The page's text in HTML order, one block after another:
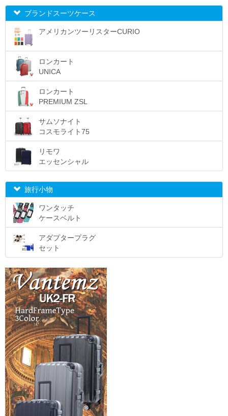
ブランドスーツケース
アメリカンツーリスターCURIO
ロンカート
UNICA
ロンカート
PREMIUM ZSL
サムソナイト
コスモライト75
リモワ
エッセンシャル
旅行小物
ワンタッチ
ケースベルト
アダプタープラグ
セット